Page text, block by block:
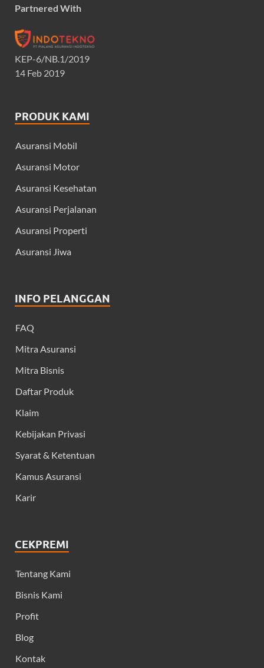
Partnered With
KEP-6/NB.1/2019
14 Feb 2019
PRODUK KAMI
Asuransi Mobil
Asuransi Motor
Asuransi Kesehatan
Asuransi Perjalanan
Asuransi Properti
Asuransi Jiwa
INFO PELANGGAN
FAQ
Mitra Asuransi
Mitra Bisnis
Daftar Produk
Klaim
Kebijakan Privasi
Syarat & Ketentuan
Kamus Asuransi
Karir
CEKPREMI
Tentang Kami
Bisnis Kami
Profit
Blog
Kontak